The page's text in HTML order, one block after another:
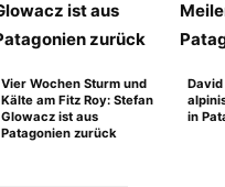
Vier Wochen Sturm und
Kälte am Fitz Roy: Stefan
Glowacz ist aus
Patagonien zurück
in